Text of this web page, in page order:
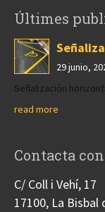
Últimes
29 junio,
Señalización
read more
Contacta
C/ Coll i Vehí, 17
17100, La Bisbal